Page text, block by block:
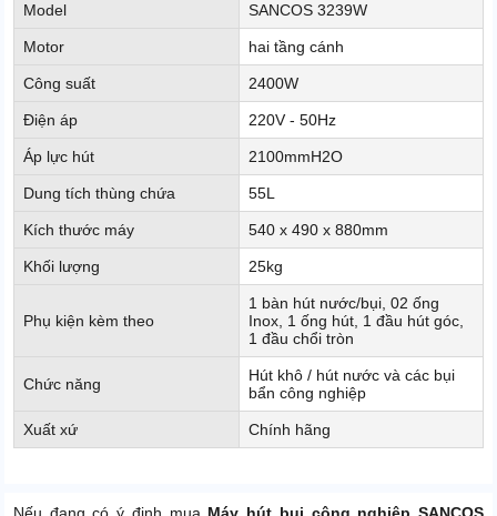
Model SANCOS 3239W
Motor hai tầng cánh
Công suất 2400W
Điện áp 220V - 50Hz
Áp lực hút 2100mmH2O
Dung tích thùng chứa 55L
Kích thước máy 540 x 490 x 880mm
Khối lượng 25kg
Phụ kiện kèm theo
1 bàn hút nước/bụi, 02 ống
Inox, 1 ống hút, 1 đầu hút góc,
1 đầu chổi tròn
Chức năng
Hút khô / hút nước và các bụi
bẩn công nghiệp
Xuất xứ Chính hãng